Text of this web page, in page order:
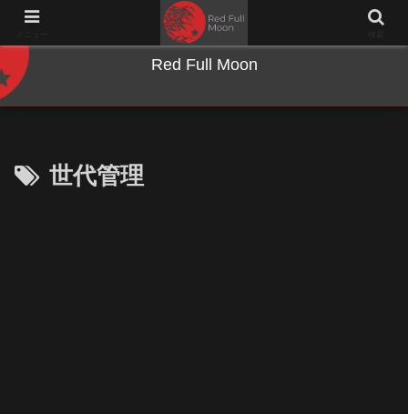
NWとキーボードのジャンク沼に沈む夜
Red Full Moon
世代管理